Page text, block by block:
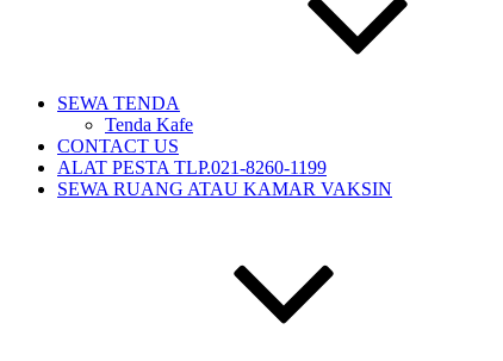
SEWA TENDA
Tenda Kafe
CONTACT US
ALAT PESTA TLP.021-8260-1199
SEWA RUANG ATAU KAMAR VAKSIN